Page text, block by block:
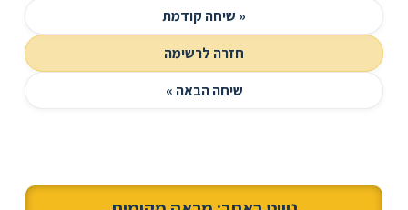
« שיחה קודמת
חזרה לרשימה
שיחה הבאה »